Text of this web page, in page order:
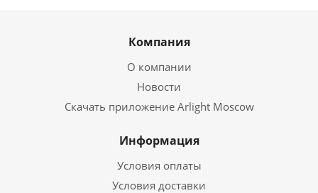
Компания
О компании
Новости
Скачать приложение Arlight Moscow
Информация
Условия оплаты
Условия доставки